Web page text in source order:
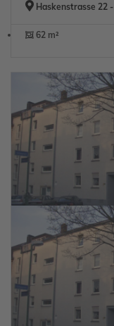
Haskenstrasse 22
62 m²